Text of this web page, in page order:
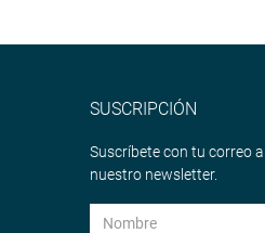
SUSCRIPCIÓN
Suscríbete con tu correo a
nuestro newsletter.